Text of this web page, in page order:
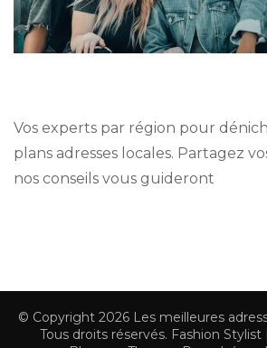
Vos experts par région pour
plans adresses locales. Partagez
nos conseils vous guideront
© Copyright 2026 Les meilleures
Tous droits réservés. Fashion